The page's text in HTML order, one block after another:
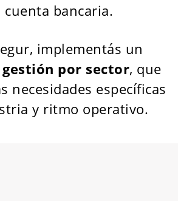
bancaria.
implementás un
por sector, que
necesidades específicas
y ritmo operativo.